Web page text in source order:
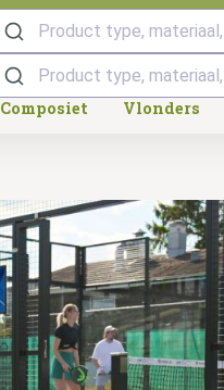
Product type, materiaal,
Composiet Vlonders